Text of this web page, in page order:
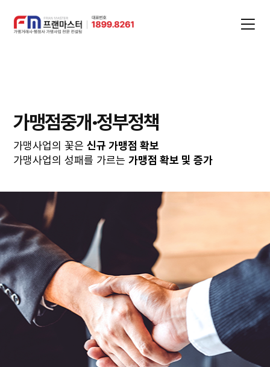
가맹점중개·정부정책
가맹사업의 꽃은신규 가맹점 확보
가맹사업의 성패를 가르는가맹점 확보 및 증가